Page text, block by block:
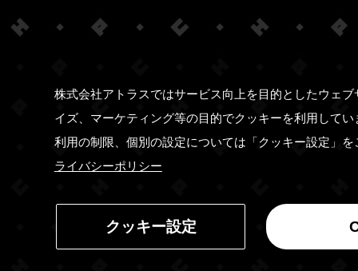
株式会社アトラスではサービス向上を目的としたウェ
イズ、マーケティング等の目的でクッキーを利用して
利用の制限、個別の設定については「クッキー設定」
ライバシーポリシー
クッキー設定